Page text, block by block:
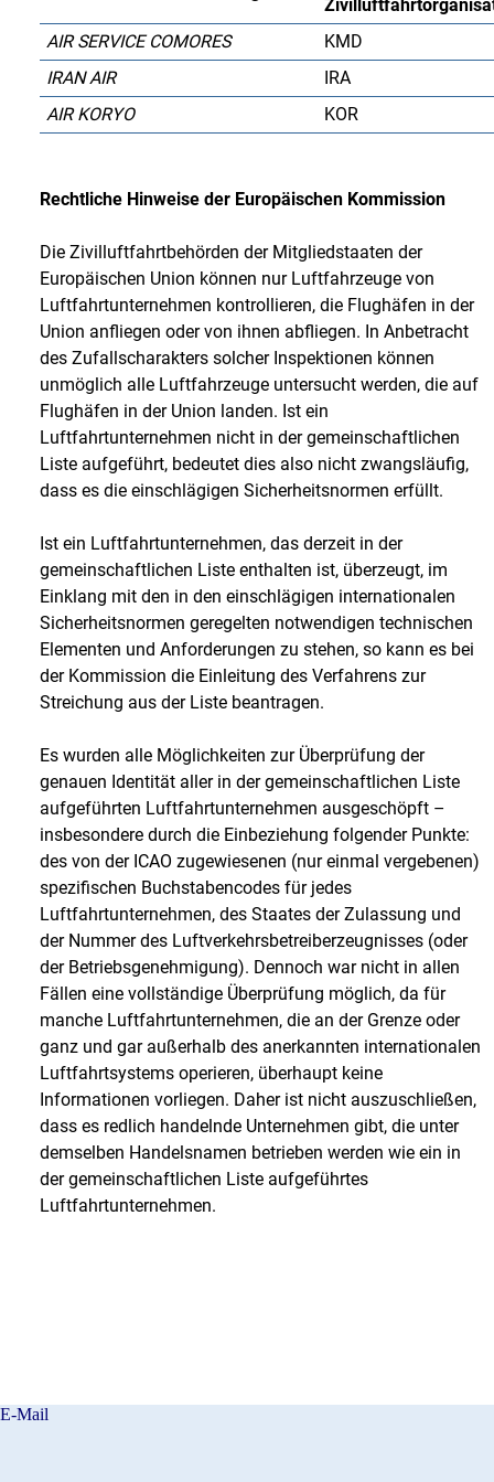
AIR SERVICE COMORES
KMD
IRAN AIR
IRA
AIR KORYO
KOR
Rechtliche Hinweise der Europäischen Kommission
Die Zivilluftfahrtbehörden der Mitgliedstaaten der
Europäischen Union können nur Luftfahrzeuge von
Luftfahrtunternehmen kontrollieren, die Flughäfen in der
Union anfliegen oder von ihnen abfliegen. In Anbetracht
des Zufallscharakters solcher Inspektionen können
unmöglich alle Luftfahrzeuge untersucht werden, die auf
Flughäfen in der Union landen. Ist ein
Luftfahrtunternehmen nicht in der gemeinschaftlichen
Liste aufgeführt, bedeutet dies also nicht zwangsläufig,
dass es die einschlägigen Sicherheitsnormen erfüllt.
Ist ein Luftfahrtunternehmen, das derzeit in der
gemeinschaftlichen Liste enthalten ist, überzeugt, im
Einklang mit den in den einschlägigen internationalen
Sicherheitsnormen geregelten notwendigen technischen
Elementen und Anforderungen zu stehen, so kann es bei
der Kommission die Einleitung des Verfahrens zur
Streichung aus der Liste beantragen.
Es wurden alle Möglichkeiten zur Überprüfung der
genauen Identität aller in der gemeinschaftlichen Liste
aufgeführten Luftfahrtunternehmen ausgeschöpft –
insbesondere durch die Einbeziehung folgender Punkte:
des von der ICAO zugewiesenen (nur einmal vergebenen)
spezifischen Buchstabencodes für jedes
Luftfahrtunternehmen, des Staates der Zulassung und
der Nummer des Luftverkehrsbetreiberzeugnisses (oder
der Betriebsgenehmigung). Dennoch war nicht in allen
Fällen eine vollständige Überprüfung möglich, da für
manche Luftfahrtunternehmen, die an der Grenze oder
ganz und gar außerhalb des anerkannten internationalen
Luftfahrtsystems operieren, überhaupt keine
Informationen vorliegen. Daher ist nicht auszuschließen,
dass es redlich handelnde Unternehmen gibt, die unter
demselben Handelsnamen betrieben werden wie ein in
der gemeinschaftlichen Liste aufgeführtes
Luftfahrtunternehmen.
E-Mail